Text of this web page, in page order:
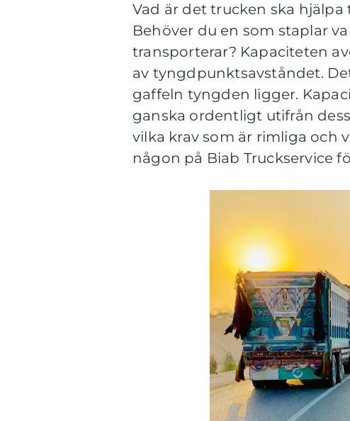
Vad är det trucken ska
Behöver du en som staplar
transporterar? Kapaciteten
av tyngdpunktsavståndet.
gaffeln tyngden ligger.
ganska ordentligt utifrån
vilka krav som är rimliga och
någon på Biab Truckservice